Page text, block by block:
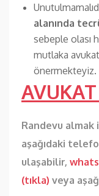
alanında
sebeple olası
mutlaka
önermekteyiz.
Randevu almak
aşağıdaki
ulaşabilir,
(tıkla) veya